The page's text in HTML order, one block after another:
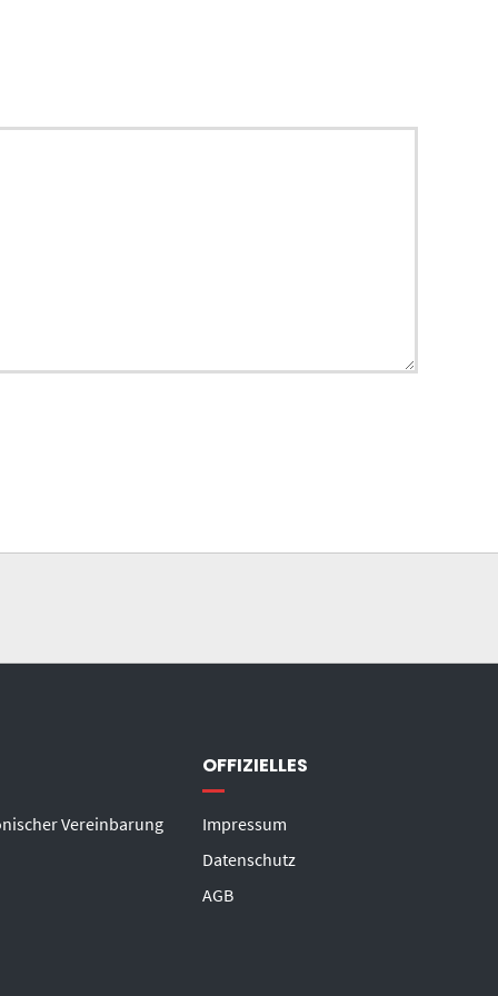
Vereinbarung
OFFIZIELLES
Impressum
Datenschutz
AGB